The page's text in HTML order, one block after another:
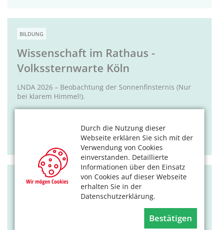
Durch die Nutzung dieser
Webseite erklären Sie sich mit der
Verwendung von Cookies
einverstanden. Detaillierte
Informationen über den Einsatz
von Cookies auf dieser Webseite
erhalten Sie in der
Datenschutzerklärung.
Bestätigen
BILDUNG
Wissenschaft im Rathaus -
Volkssternwarte Köln
LNDA 2026 – Beobachtung der Sonnenfinsternis (Nur
bei klarem Himmel!).
Tags: kostenlos
12.08.2026, 19-21 Uhr
Kölner Wissenschaftsrunde
BILDUNG
Führung: Fledermausnacht
Mit Fledermausdetektor und Taschenlampe auf